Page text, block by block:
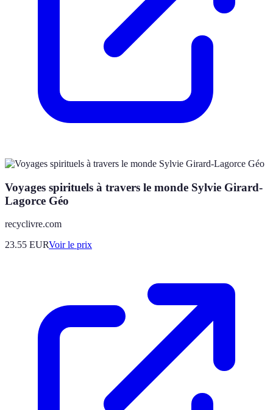
Voyages spirituels à travers le monde Sylvie Girard-
Lagorce Géo
recyclivre.com
23.55 EURVoir le prix